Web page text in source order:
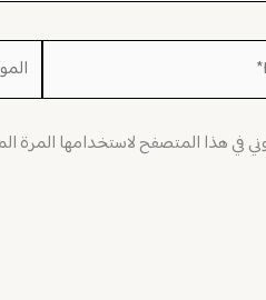
الموقع
في هذا المتصفح لاستخدامها المرة